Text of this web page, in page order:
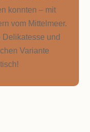
konnten – mit
vom Mittelmeer.
Delikatesse und
Variante